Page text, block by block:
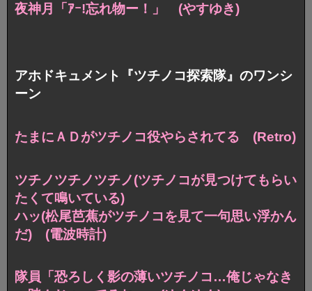
夜神月「ｱｰ!忘れ物ー！」 (やすゆき)
アホドキュメント『ツチノコ探索隊』のワンシ
ーン
たまにＡＤがツチノコ役やらされてる (Retro)
ツチノツチノツチノ(ツチノコが見つけてもらい
たくて鳴いている)
ハッ(松尾芭蕉がツチノコを見て一句思い浮かん
だ) (電波時計)
隊員「恐ろしく影の薄いツチノコ…俺じゃなき